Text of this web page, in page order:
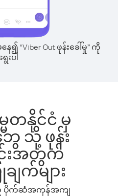
ေ၍ “Viber Out ဖုန်းခေါ်မှု” ကို
ေးပါ
တနိုင်ငံ မှ
သို့ ဖုန်း
င်းအတွက်
ျက်များ
ည် ပိုက်ဆံအကုန်အကျ